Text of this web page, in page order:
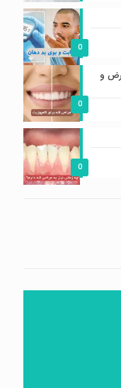
0
0
و
0